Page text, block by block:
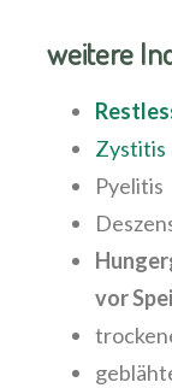
weitere
Zystitis
Pyelitis
vor